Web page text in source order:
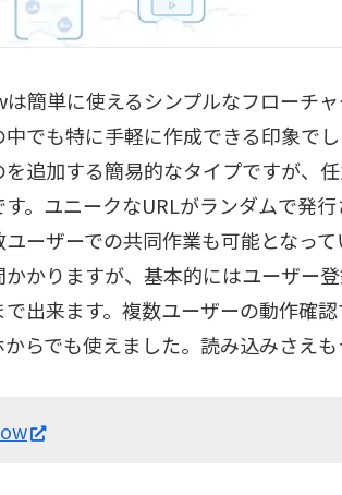
簡単に使えるシンプルなフローチ
でも特に手軽に作成できる印象で
追加する簡易的なタイプですが、
。ユニークなURLがランダムで発
ーザーでの共同作業も可能となっ
かりますが、基本的にはユーザー
出来ます。複数ユーザーの動作確
らでも使えました。読み込みさえも